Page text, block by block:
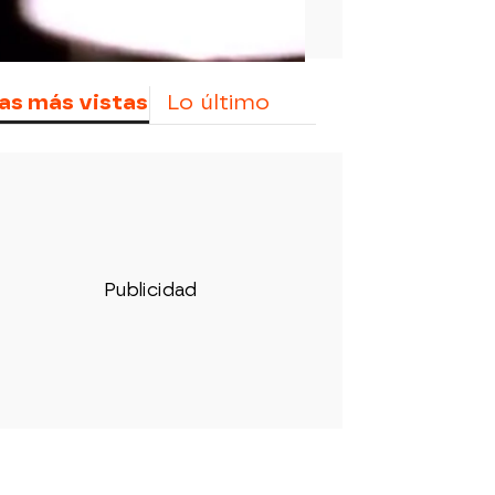
más vistas Lo último